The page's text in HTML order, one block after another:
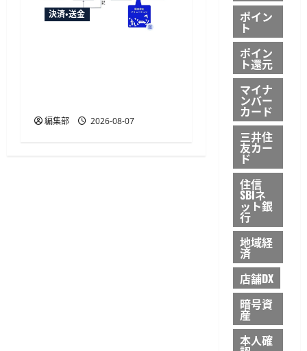
決済・送金
編集部 2026-08-07
ポイン
ト
ポイン
ト還元
マイナ
ンバー
カード
三井住
友カー
ド
住信
SBIネ
ット銀
行
地域経
済
店舗DX
暗号資
産
本人確